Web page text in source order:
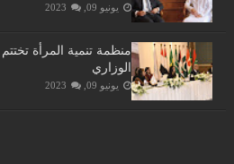
يونيو 09, 2023
منظمة تنمية المرأة تختتم
الوزاري
يونيو 09, 2023